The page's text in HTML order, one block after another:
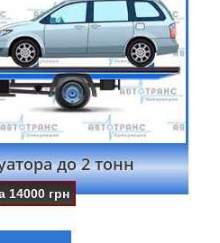
до 2 тонн
14000 грн